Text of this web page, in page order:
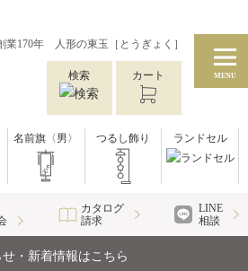
業170年 人形の東玉［とうぎょく］
検索 カート MENU
名前旗〈男〉 つるし飾り ランドセル
カタログ
請求
LINE
相談
せ・新着情報はこちら